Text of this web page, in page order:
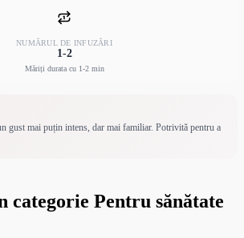
NUMĂRUL DE INFUZĂRI
1-2
Măriți durata cu 1-2 min
gust mai puțin intens, dar mai familiar. Potrivită pentru a
categorie Pentru sănătate